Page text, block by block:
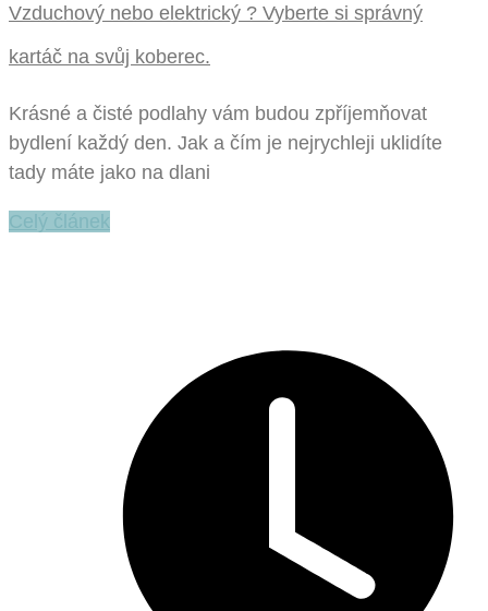
Vzduchový nebo elektrický ? Vyberte si správný
kartáč na svůj koberec.
Krásné a čisté podlahy vám budou zpříjemňovat
bydlení každý den. Jak a čím je nejrychleji uklidíte
tady máte jako na dlani
Celý článek